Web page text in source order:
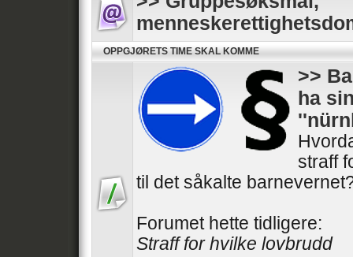
OPPGJØRETS TIME SKAL KOMME
>>
ha
straff
til det såkalte
Forumet hette tidligere:
Straff for hvilke lovbrudd